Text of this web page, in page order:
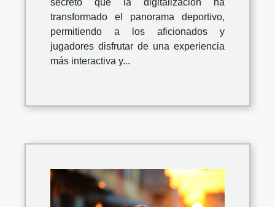
transformado el panorama deportivo,
permitiendo a los aficionados y
jugadores disfrutar de una experiencia
más interactiva y...